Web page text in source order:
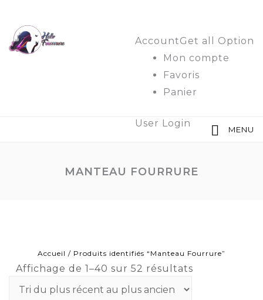
AccountGet all Option
Mon compte
Favoris
Panier
User Login
MENU
MANTEAU FOURRURE
Accueil / Produits identifiés “Manteau Fourrure”
Affichage de 1–40 sur 52 résultats